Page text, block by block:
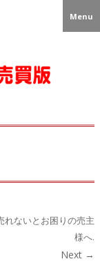
Menu
れないとお困りの売主
様へ.
Next →